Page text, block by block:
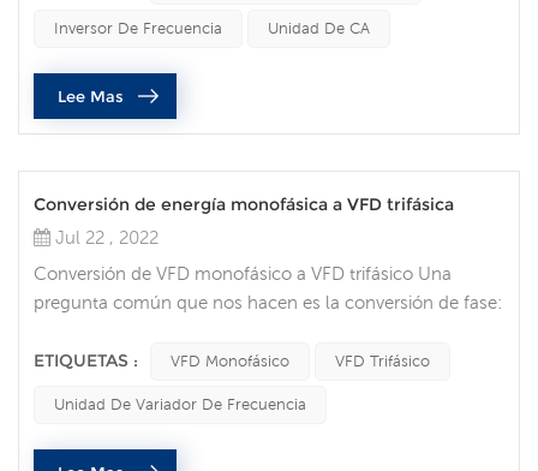
todos los consejos que dio, me gustaría recordarles que
solo personal calificado debe...
Inversor De Frecuencia Unidad De CA
Lee Mas
Conversión de energía monofásica a VFD trifásica
Jul 22 , 2022
Conversión de VFD monofásico a VFD trifásico Una
pregunta común que nos hacen es la conversión de fase:
fuente de alimentación monofásica para hacer funcionar
pero también se puede ver en algunos lugares
ETIQUETAS : VFD Monofásico VFD Trifásico
Unidad De Variador De Frecuencia